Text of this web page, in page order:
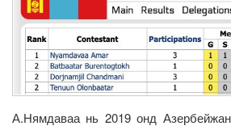
А.Нямдаваа нь 2019 онд